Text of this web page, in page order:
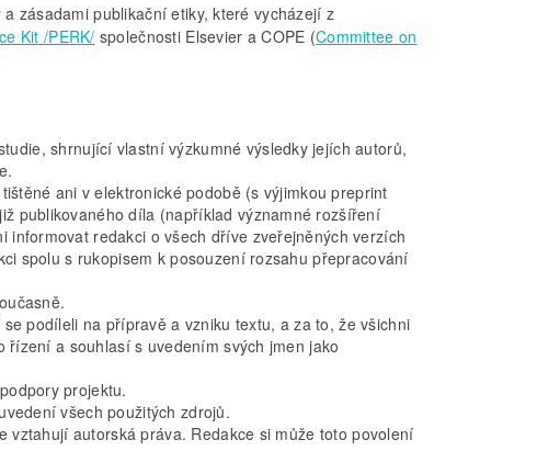
zásadami publikační etiky, které vycházejí z
Kit /PERK/ společnosti Elsevier a COPE (Committee on
shrnující vlastní výzkumné výsledky jejích autorů,
ani v elektronické podobě (s výjimkou preprint
publikovaného díla (například významné rozšíření
redakci o všech dříve zveřejněných verzích
spolu s rukopisem k posouzení rozsahu přepracování
podíleli na přípravě a vzniku textu, a za to, že všichni
a souhlasí s uvedením svých jmen jako
projektu.
všech použitých zdrojů.
autorská práva. Redakce si může toto povolení